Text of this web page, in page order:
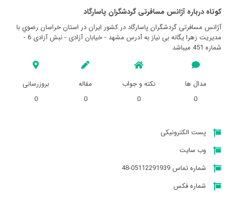
کوتاه درباره آژانس مسافرتی گردشگران پاسارگاد
آژانس مسافرتی گردشگران پاسارگاد در کشور ایران در استان خراسان رضوي با
مدیریت زهرا یگانه بی نیاز به آدرس مشهد - خیابان آزادی - نبش آزادی 6 -
شماره 451 میباشد
مدال ها
0
نکته و جواب
0
مقاله
0
بروزرسانی
0
پست الکترونیکی
وب سایت
شماره تماس 05112291939-48
شماره فکس